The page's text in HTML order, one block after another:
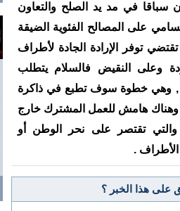
سباقا في مد يد الصلح والتعاون
على المصالح الفئوية الضيقة
توفر الإرادة الجادة لأطراف
وعلى النقيض فالسلام يتطلب
, وهي خطوة سوف تطبع في ذاكرة
وهناك هامش للعمل المشترك خارج
والتي تقتصر على نحر الوطن أو
الأطراف .
على هذا الخبر ؟